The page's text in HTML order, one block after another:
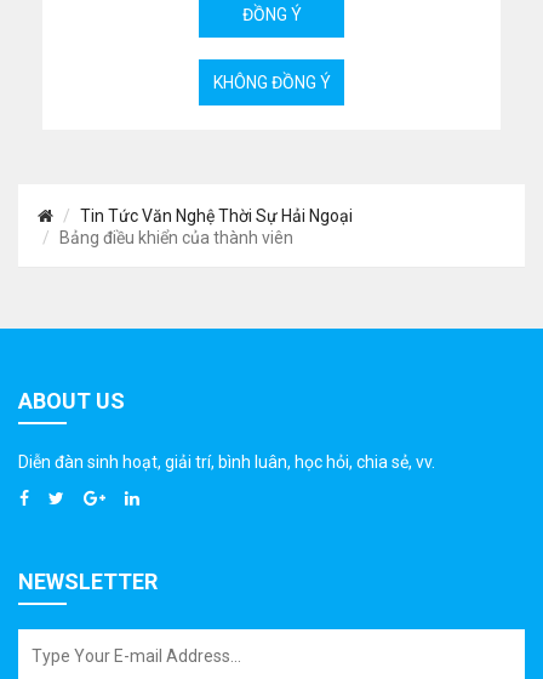
Tin Tức Văn Nghệ Thời Sự Hải Ngoại
Bảng điều khiển của thành viên
ABOUT US
Diễn đàn sinh hoạt, giải trí, bình luân, học hỏi, chia sẻ, vv.
NEWSLETTER